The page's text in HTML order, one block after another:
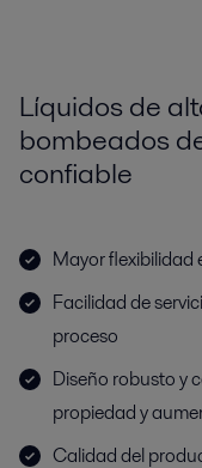
Líquidos de
bombeados
confiable
Mayor flexibilidad
Facilidad de
proceso
Diseño robusto y
propiedad y
Calidad del